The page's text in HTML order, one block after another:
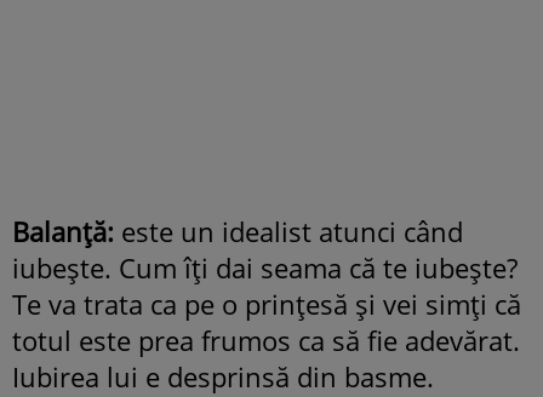
Balanţă: este un idealist atunci când
iubeşte. Cum îţi dai seama că te iubeşte?
Te va trata ca pe o prinţesă şi vei simţi că
totul este prea frumos ca să fie adevărat.
Iubirea lui e desprinsă din basme.